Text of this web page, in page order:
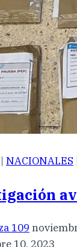
| NACIONALES
109
10, 2023